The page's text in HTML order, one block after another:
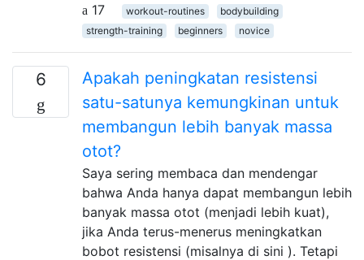
17
workout-routines
bodybuilding
strength-training
beginners novice
6
Apakah peningkatan resistensi
satu-satunya kemungkinan untuk
membangun lebih banyak massa
otot?
Saya sering membaca dan mendengar
bahwa Anda hanya dapat membangun lebih
banyak massa otot (menjadi lebih kuat),
jika Anda terus-menerus meningkatkan
bobot resistensi (misalnya di sini ). Tetapi